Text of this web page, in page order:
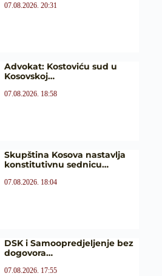
07.08.2026. 20:31
Advokat: Kostoviću sud u
Kosovskoj…
07.08.2026. 18:58
Skupština Kosova nastavlja
konstitutivnu sednicu…
07.08.2026. 18:04
DSK i Samoopredjeljenje bez
dogovora…
07.08.2026. 17:55